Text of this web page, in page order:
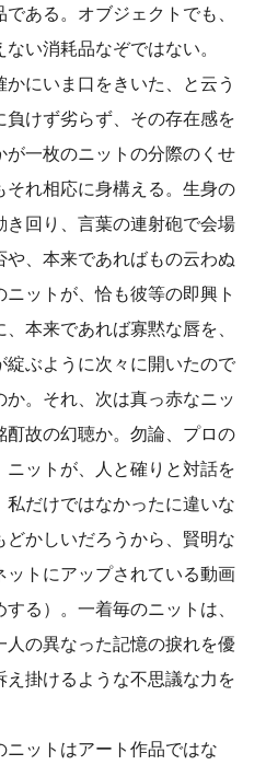
ある。オブジェクトでも、
い消耗品なぞではない。
にいま口をきいた、と云う
けず劣らず、その存在感を
が一枚のニットの分際のくせ
それ相応に身構える。生身の
回り、言葉の連射砲で会場
、本来であればもの云わぬ
ットが、恰も彼等の即興ト
本来であれば寡黙な唇を、
綻ぶように次々に開いたので
。それ、次は真っ赤なニッ
酊故の幻聴か。勿論、プロの
ットが、人と確りと対話を
だけではなかったに違いな
かしいだろうから、賢明な
ットにアップされている動画
る）。一着毎のニットは、
人の異なった記憶の捩れを優
え掛けるような不思議な力を
ットはアート作品ではな